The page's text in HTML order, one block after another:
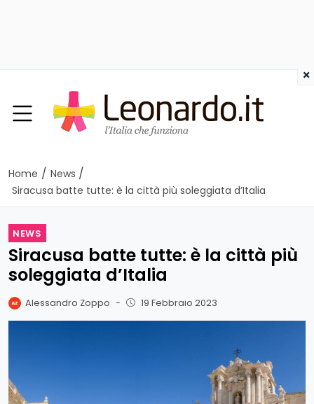
Home / News /
Siracusa batte tutte: è la città più soleggiata d’Italia
NEWS
Siracusa batte tutte: è la città più
soleggiata d’Italia
Alessandro Zoppo - 19 Febbraio 2023
×